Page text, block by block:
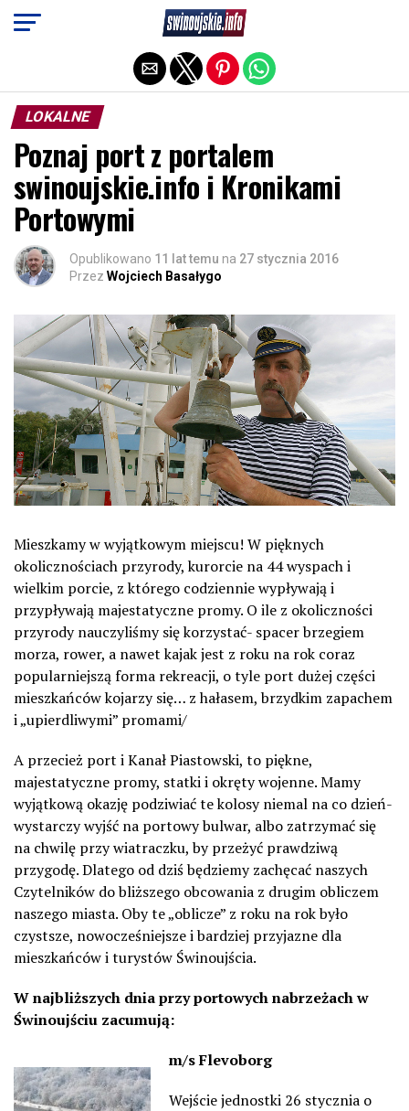
LOKALNE
Poznaj port z portalem
swinoujskie.info i Kronikami
Portowymi
Opublikowano 11 lat temu na 27 stycznia 2016
Przez Wojciech Basałygo
Mieszkamy w wyjątkowym miejscu! W pięknych
okolicznościach przyrody, kurorcie na 44 wyspach i
wielkim porcie, z którego codziennie wypływają i
przypływają majestatyczne promy. O ile z okoliczności
przyrody nauczyliśmy się korzystać- spacer brzegiem
morza, rower, a nawet kajak jest z roku na rok coraz
popularniejszą forma rekreacji, o tyle port dużej części
mieszkańców kojarzy się… z hałasem, brzydkim zapachem
i „upierdliwymi” promami/
A przecież port i Kanał Piastowski, to piękne,
majestatyczne promy, statki i okręty wojenne. Mamy
wyjątkową okazję podziwiać te kolosy niemal na co dzień-
wystarczy wyjść na portowy bulwar, albo zatrzymać się
na chwilę przy wiatraczku, by przeżyć prawdziwą
przygodę. Dlatego od dziś będziemy zachęcać naszych
Czytelników do bliższego obcowania z drugim obliczem
naszego miasta. Oby te „oblicze” z roku na rok było
czystsze, nowocześniejsze i bardziej przyjazne dla
mieszkańców i turystów Świnoujścia.
W najbliższych dnia przy portowych nabrzeżach w
Świnoujściu zacumują:
m/s Flevoborg
Wejście jednostki 26 stycznia o
Exit mobile version